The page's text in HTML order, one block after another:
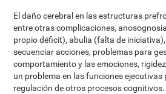
El daño cerebral en las estructuras
entre otras complicaciones,
propio déficit), abulia (falta de
secuenciar acciones, problemas para
comportamiento y las emociones,
un problema en las funciones ejecutivas
regulación de otros procesos